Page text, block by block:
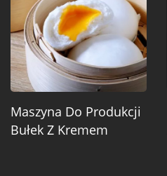
Maszyna Do Produkcji
Bułek Z Kremem